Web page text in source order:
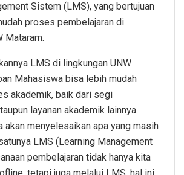
Sistem (LMS), yang bertujuan
proses pembelajaran di
Mataram.
LMS di lingkungan UNW
Mahasiswa bisa lebih mudah
akademik, baik dari segi
layanan akademik lainnya.
akan menyelesaikan apa yang masih
LMS (Learning Management
pembelajaran tidak hanya kita